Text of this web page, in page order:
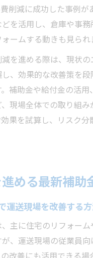
削減に成功した事例が
を活用し、倉庫や事
ームする動きも見られ
を進める際は、現状の
、効果的な改善策を段
補助金や給付金の活用
現場全体での取り組み
果を試算し、リスク分
める最新補助
運送現場を改善する
主に住宅のリフォー
、運送現場の従業員
改善にも活用できる場